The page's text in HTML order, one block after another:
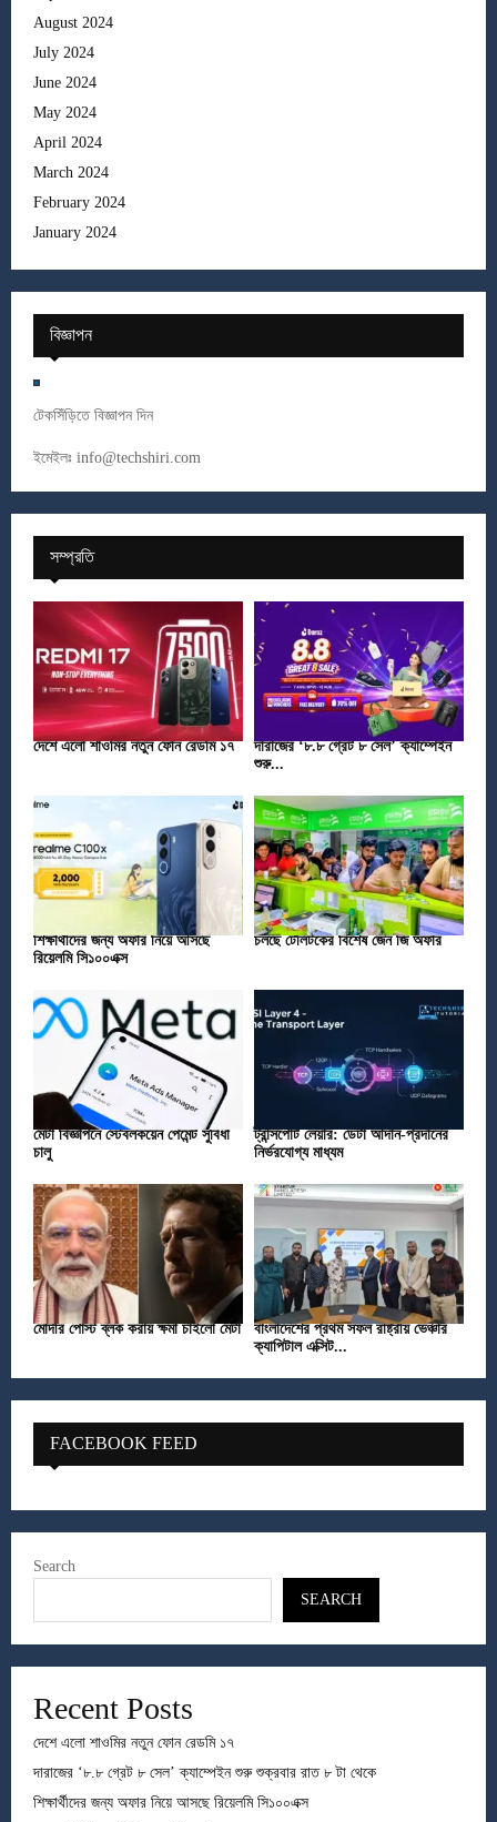
August 2024
July 2024
June 2024
May 2024
April 2024
March 2024
February 2024
January 2024
বিজ্ঞাপন
টেকসিঁড়িতে বিজ্ঞাপন দিন
ইমেইলঃ info@techshiri.com
সম্প্রতি
দেশে এলো শাওমির নতুন ফোন রেডমি ১৭
দারাজের ‘৮.৮ গ্রেট ৮ সেল’ ক্যাম্পেইন
শুরু...
শিক্ষার্থীদের জন্য অফার নিয়ে আসছে
রিয়েলমি সি১০০এক্স
চলছে টেলিটকের বিশেষ জেন জি অফার
মেটা বিজ্ঞাপনে স্টেবলকয়েন পেমেন্ট সুবিধা
চালু
ট্রান্সপোর্ট লেয়ার: ডেটা আদান-প্রদানের
নির্ভরযোগ্য মাধ্যম
মোদীর পোস্ট ব্লক করায় ক্ষমা চাইলো মেটা
বাংলাদেশের প্রথম সফল রাষ্ট্রীয় ভেঞ্চার
ক্যাপিটাল এক্সিট...
FACEBOOK FEED
Search
SEARCH
Recent Posts
দেশে এলো শাওমির নতুন ফোন রেডমি ১৭
দারাজের ‘৮.৮ গ্রেট ৮ সেল’ ক্যাম্পেইন শুরু শুক্রবার রাত ৮ টা থেকে
শিক্ষার্থীদের জন্য অফার নিয়ে আসছে রিয়েলমি সি১০০এক্স